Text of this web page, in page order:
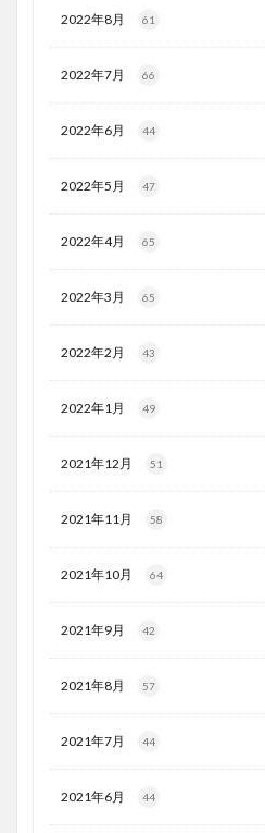
2022年8月 61
2022年7月 66
2022年6月 44
2022年5月 47
2022年4月 65
2022年3月 65
2022年2月 43
2022年1月 49
2021年12月 51
2021年11月 58
2021年10月 64
2021年9月 42
2021年8月 57
2021年7月 44
2021年6月 44